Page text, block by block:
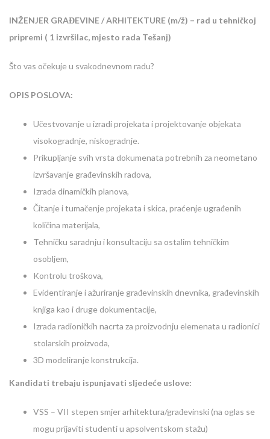
INŽENJER GRAĐEVINE / ARHITEKTURE (m/ž) – rad u tehničkoj
pripremi ( 1 izvršilac, mjesto rada Tešanj)
Što vas očekuje u svakodnevnom radu?
OPIS POSLOVA:
Učestvovanje u izradi projekata i projektovanje objekata
visokogradnje, niskogradnje.
Prikupljanje svih vrsta dokumenata potrebnih za neometano
izvršavanje građevinskih radova,
Izrada dinamičkih planova,
Čitanje i tumačenje projekata i skica, praćenje ugrađenih
količina materijala,
Tehničku saradnju i konsultaciju sa ostalim tehničkim
osobljem,
Kontrolu troškova,
Evidentiranje i ažuriranje građevinskih dnevnika, građevinskih
knjiga kao i druge dokumentacije,
Izrada radioničkih nacrta za proizvodnju elemenata u radionici
stolarskih proizvoda,
3D modeliranje konstrukcija.
Kandidati trebaju ispunjavati sljedeće uslove:
VSS – VII stepen smjer arhitektura/građevinski (na oglas se
mogu prijaviti studenti u apsolventskom stažu)